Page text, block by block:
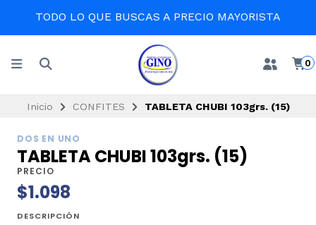
TODO LO QUE BUSCAS A PRECIO MAYORISTA
0
Inicio CONFITES TABLETA CHUBI 103grs. (15)
DOS EN UNO
TABLETA CHUBI 103grs. (15)
PRECIO
$1.098
DESCRIPCIÓN